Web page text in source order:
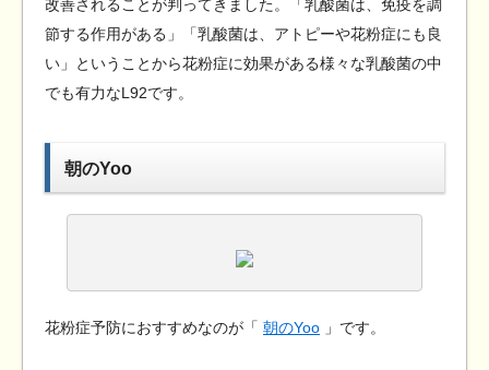
改善されることが判ってきました。「乳酸菌は、免疫を調
節する作用がある」「乳酸菌は、アトピーや花粉症にも良
い」ということから花粉症に効果がある様々な乳酸菌の中
でも有力なL92です。
朝のYoo
花粉症予防におすすめなのが「 朝のYoo 」です。